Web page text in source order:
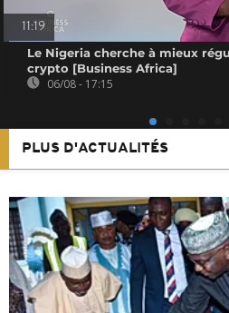
11:19
Le Nigeria cherche à mieux
crypto [Business Africa]
06/08 - 17:15
PLUS D'ACTUALITÉS